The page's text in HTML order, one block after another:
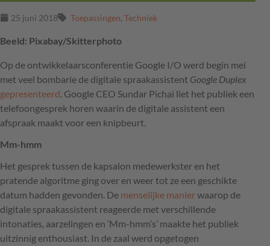
25 juni 2018 Toepassingen, Techniek
Beeld: Pixabay/Skitterphoto
Op de ontwikkelaarsconferentie Google I/O werd begin mei
met veel bombarie de digitale spraakassistent Google Duplex
gepresenteerd. Google CEO Sundar Pichai liet het publiek een
telefoongesprek horen waarin de digitale assistent een
afspraak maakt voor een knipbeurt.
Mm-hmm
Het gesprek tussen de kapsalon medewerkster en het
pratende algoritme ging over en weer tot ze een geschikte
datum hadden gevonden. De menselijke manierwaarop de
digitale spraakassistent reageerde met verschillende
intonaties, aarzelingen en ‘Mm-hmm’s’ maakte het publiek
uitzinnig enthousiast. In de zaal werd opgetogen